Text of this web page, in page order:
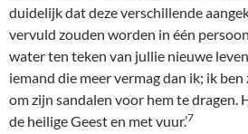
duidelijk dat deze verschillende
vervuld zouden worden in één
water ten teken van jullie nieuwe
iemand die meer vermag dan ik; ik
om zijn sandalen voor hem te dragen.
de heilige Geest en met vuur.’7